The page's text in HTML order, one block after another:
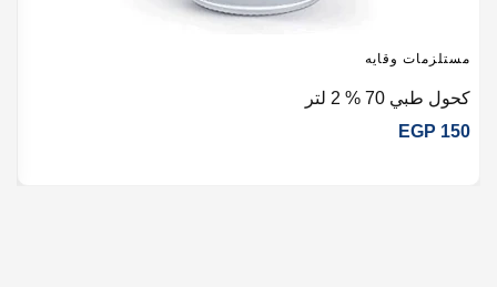
مستلزمات وقايه
كحول طبي 70 % 2 لتر
EGP 150